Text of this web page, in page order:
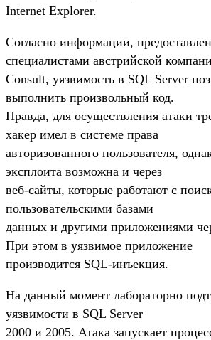
Internet Explorer.
Согласно информации,
специалистами австрийской
Consult, уязвимость в SQL Server
выполнить произвольный код.
Правда, для осуществления атаки
хакер имел в системе права
авторизованного пользователя,
эксплоита возможна и через
веб-сайты, которые работают с
пользовательскими базами
данных и другими приложениями
При этом в уязвимое приложение
производится SQL-инъекция.
На данный момент лабораторно
уязвимости в SQL Server
2000 и 2005. Атака запускает